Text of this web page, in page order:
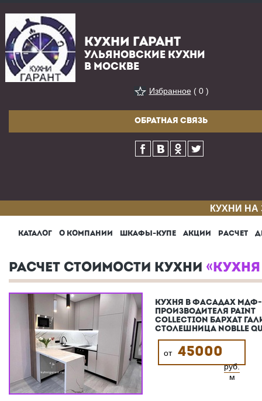
КУХНИ ГАРАНТ
УЛЬЯНОВСКИЕ КУХНИ
В МОСКВЕ
Избранное( 0 )
ОБРАТНАЯ СВЯЗЬ
КУХНИ
КАТАЛОГ О КОМПАНИИ ШКАФЫ-КУПЕ АКЦИИ РАСЧЕТ
РАСЧЕТ СТОИМОСТИ КУХНИ
КУХНЯ В ФАСАДАХ
ПРОИЗВОДИТЕЛЯ PAINT
COLLECTION БАРХАТ
СТОЛЕШНИЦА NOBLLE
от 45000
руб.
м